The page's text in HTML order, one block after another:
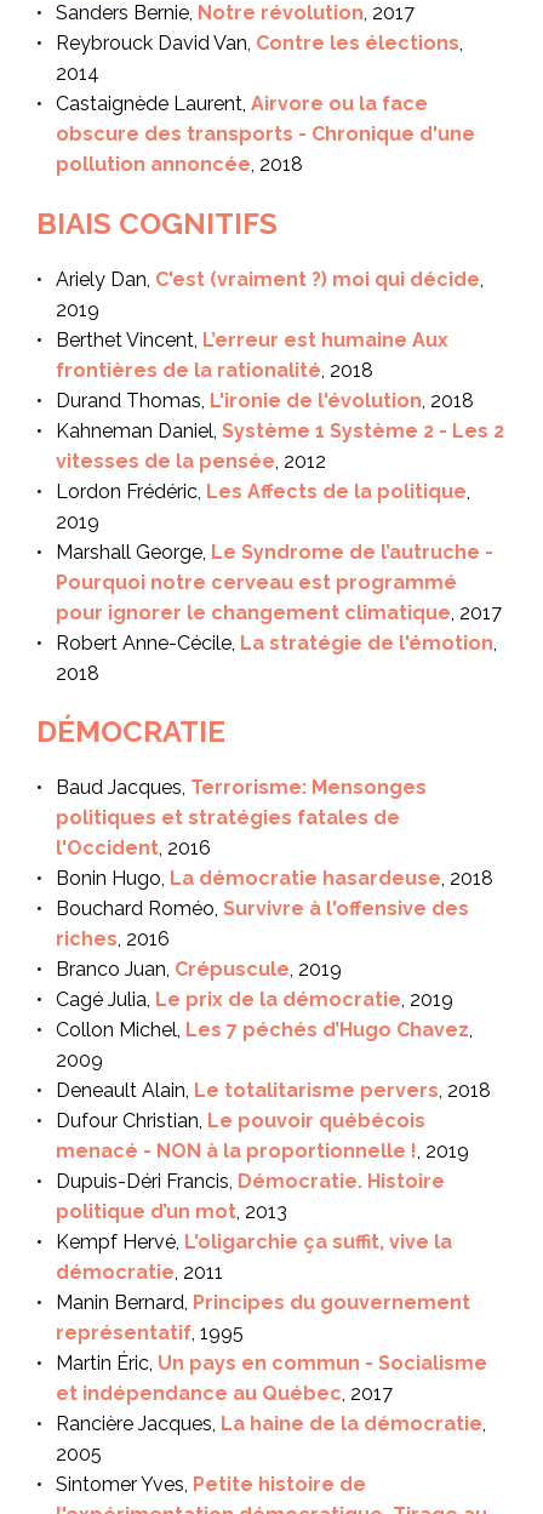
Sanders Bernie, Notre révolution, 2017
Reybrouck David Van, Contre les élections,
2014
Castaignède Laurent, Airvore ou la face
obscure des transports - Chronique d'une
pollution annoncée, 2018
BIAIS COGNITIFS
Ariely Dan, C'est (vraiment ?) moi qui décide
2019
Berthet Vincent, L’erreur est humaine Aux
frontières de la rationalité , 2018
Durand Thomas, L'ironie de l'évolution , 2018
Kahneman Daniel, Système 1 Système 2 - Les 2
vitesses de la pensée , 2012
Lordon Frédéric, Les Affects de la politique
2019
Marshall George, Le Syndrome de l’autruche -
Pourquoi notre cerveau est programmé
pour ignorer le changement climatique , 2017
Robert Anne-Cécile, La stratégie de l'émotion
2018
DÉMOCRATIE
Baud Jacques, Terrorisme: Mensonges
politiques et stratégies fatales de
l'Occident, 2016
Bonin Hugo, La démocratie hasardeuse, 2018
Bouchard Roméo, Survivre à l'offensive des
riches, 2016
Branco Juan, Crépuscule, 2019
Cagé Julia, Le prix de la démocratie, 2019
Collon Michel, Les 7 péchés d’Hugo Chavez,
2009
Deneault Alain, Le totalitarisme pervers, 2018
Dufour Christian, Le pouvoir québécois
menacé - NON à la proportionnelle !, 2019
Dupuis-Déri Francis, Démocratie. Histoire
politique d’un mot, 2013
Kempf Hervé, L'oligarchie ça suffit, vive la
démocratie, 2011
Manin Bernard, Principes du gouvernement
représentatif, 1995
Martin Éric, Un pays en commun - Socialisme
et indépendance au Québec, 2017
Rancière Jacques, La haine de la démocratie,
2005
Sintomer Yves, Petite histoire de